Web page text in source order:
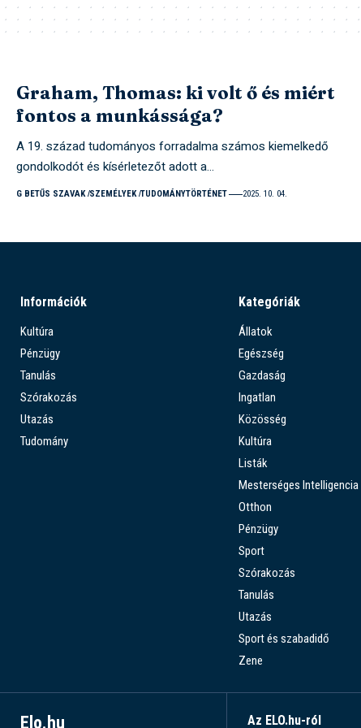
Graham, Thomas: ki volt ő és miért
fontos a munkássága?
A 19. század tudományos forradalma számos kiemelkedő
gondolkodót és kísérletezőt adott a…
G BETŰS SZAVAK SZEMÉLYEK TUDOMÁNYTÖRTÉNET 2025. 10. 04.
Információk
Kultúra
Pénzügy
Tanulás
Szórakozás
Utazás
Tudomány
Kategóriák
Állatok
Egészség
Gazdaság
Ingatlan
Közösség
Kultúra
Listák
Mesterséges Intelligencia
Otthon
Pénzügy
Sport
Szórakozás
Tanulás
Utazás
Sport és szabadidő
Zene
Elo.hu Az ELO.hu-ról